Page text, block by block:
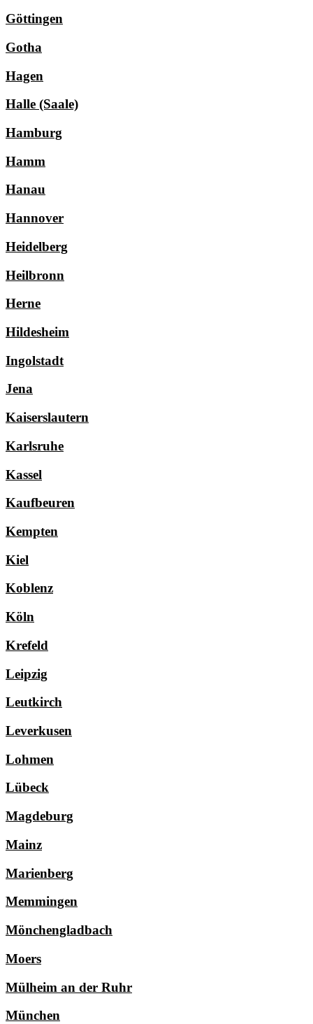
Göttingen
Gotha
Hagen
Halle (Saale)
Hamburg
Hamm
Hanau
Hannover
Heidelberg
Heilbronn
Herne
Hildesheim
Ingolstadt
Jena
Kaiserslautern
Karlsruhe
Kassel
Kaufbeuren
Kempten
Kiel
Koblenz
Köln
Krefeld
Leipzig
Leutkirch
Leverkusen
Lohmen
Lübeck
Magdeburg
Mainz
Marienberg
Memmingen
Mönchengladbach
Moers
Mülheim an der Ruhr
München